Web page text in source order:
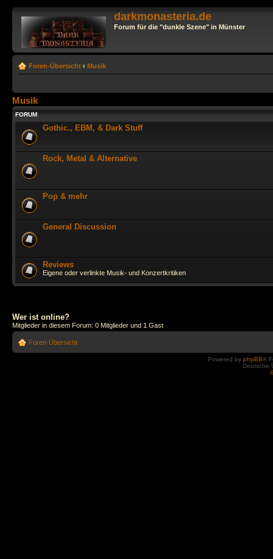
darkmonasteria.de
Forum für die "dunkle Szene" in Münster
Foren-Übersicht ‹ Musik
Musik
FORUM
Gothic., EBM, & Dark Stuff
Rock, Metal & Alternative
Pop & mehr
General Discussion
Reviews
Eigene oder verlinkte Musik- und Konzertkritiken
Wer ist online?
Mitglieder in diesem Forum: 0 Mitglieder und 1 Gast
Foren-Übersicht
Powered by phpBB®
Deutsche